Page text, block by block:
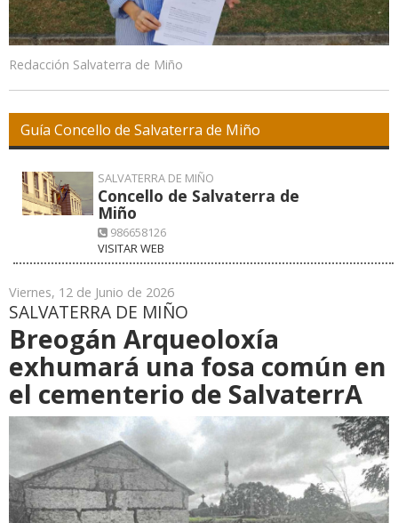
Redacción Salvaterra de Miño
Guía Concello de Salvaterra de Miño
SALVATERRA DE MIÑO
Concello de Salvaterra de
Miño
986658126
VISITAR WEB
Viernes, 12 de Junio de 2026
SALVATERRA DE MIÑO
Breogán Arqueoloxía
exhumará una fosa común en
el cementerio de SalvaterrA